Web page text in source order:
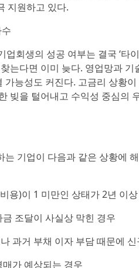
지원하고 있다.
업회생의 성공 여부는 결국 ‘
는다면 이미 늦다. 영업망과
가능성도 커진다. 고금리 상황
빚을 털어내고 수익성 중심의
기업이 다음과 같은 상황에
용)이 1 미만인 상태가 2년 이
조달이 사실상 막힌 경우
과거 부채 이자 부담 때문에
매가 예상되는 경우